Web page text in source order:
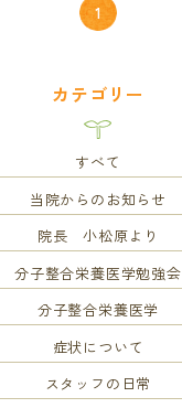
1
カテゴリー
すべて
当院からのお知らせ
院長 小松原より
分子整合栄養医学勉強会
分子整合栄養医学
症状について
スタッフの日常